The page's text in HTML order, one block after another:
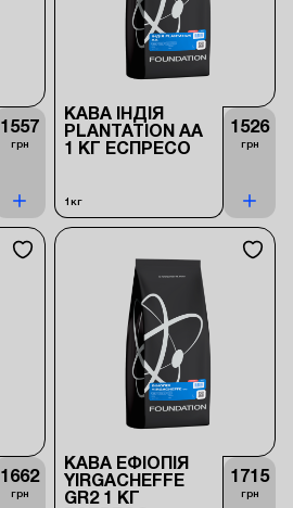
1557
грн
КАВА ІНДІЯ
PLANTATION AA
1 КГ ЕСПРЕСО
1кг
1526
грн
1662
грн
КАВА ЕФІОПІЯ
YIRGACHEFFE
GR2 1 КГ
1715
грн